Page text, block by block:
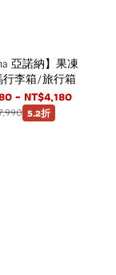
亞諾納】果凍
行李箱/旅行箱
~ NT$4,180
5.2折